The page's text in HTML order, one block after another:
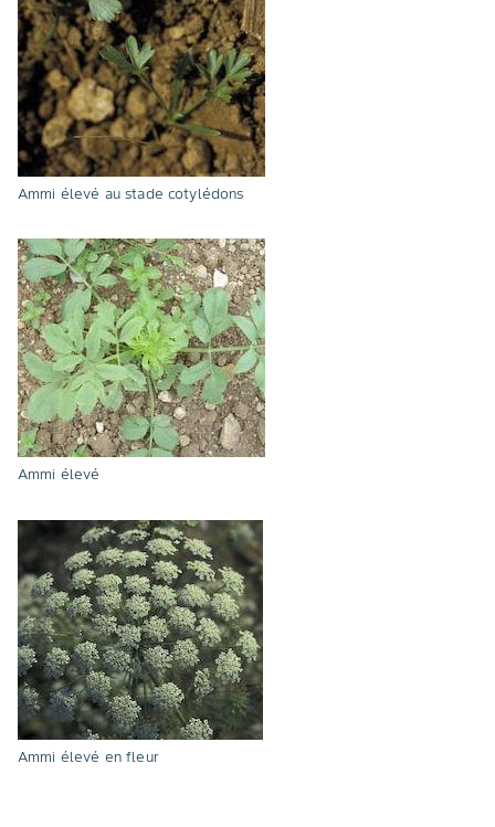
Ammi élevé au stade cotylédons
Ammi élevé
Ammi élevé en fleur